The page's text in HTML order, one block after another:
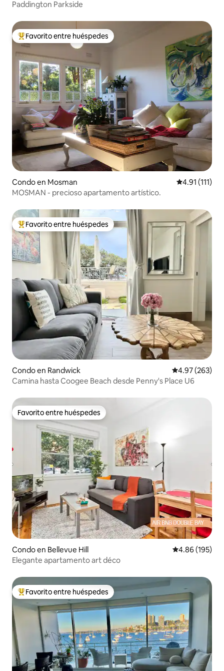
Paddington Parkside
Favorito entre huéspedes preferido
Favorito entre huéspedes
Condo en Mosman Calificación
4.91 (111)
MOSMAN - precioso apartamento artístico.
Favorito entre huéspedes preferido
Favorito entre huéspedes
Condo en Randwick Calificación
4.97 (263)
Camina hasta Coogee Beach desde Penny's Place U6
Favorito entre huéspedes
Favorito entre huéspedes
Condo en Bellevue Hill Calificación
4.86 (195)
Elegante apartamento art déco
Favorito entre huéspedes preferido
Favorito entre huéspedes